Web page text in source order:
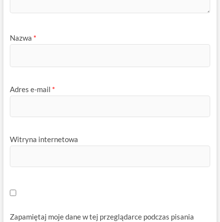
Nazwa *
Adres e-mail *
Witryna internetowa
Zapamiętaj moje dane w tej przeglądarce podczas pisania